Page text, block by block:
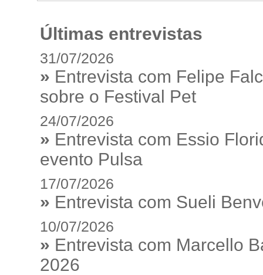
Últimas entrevistas
31/07/2026
» Entrevista com Felipe
sobre o Festival Pet
24/07/2026
» Entrevista com Essio
evento Pulsa
17/07/2026
» Entrevista com Sueli
10/07/2026
» Entrevista com Marcello
2026